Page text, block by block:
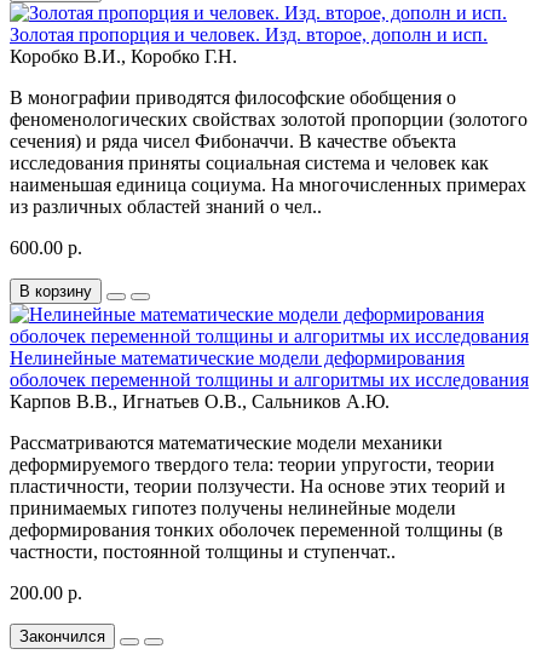
Золотая пропорция и человек. Изд. второе, дополн и исп.
Коробко В.И., Коробко Г.Н.
В монографии приводятся философские обобщения о
феноменологических свойствах золотой пропорции (золотого
сечения) и ряда чисел Фибоначчи. В качестве объекта
исследования приняты социальная система и человек как
наименьшая единица социума. На многочисленных примерах
из различных областей знаний о чел..
600.00 р.
В корзину
Нелинейные математические модели деформирования
оболочек переменной толщины и алгоритмы их исследования
Карпов В.В., Игнатьев О.В., Сальников А.Ю.
Рассматриваются математические модели механики
деформируемого твердого тела: теории упругости, теории
пластичности, теории ползучести. На основе этих теорий и
принимаемых гипотез получены нелинейные модели
деформирования тонких оболочек переменной толщины (в
частности, постоянной толщины и ступенчат..
200.00 р.
Закончился